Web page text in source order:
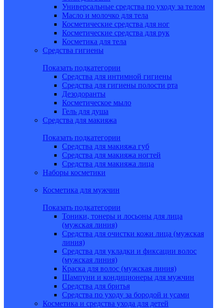
Универсальные средства по уходу за телом
Масло и молочко для тела
Косметические средства для ног
Косметические средства для рук
Косметика для тела
Средства гигиены
Показать подкатегории
Средства для интимной гигиены
Средства для гигиены полости рта
Дезодоранты
Косметическое мыло
Гель для душа
Средства для макияжа
Показать подкатегории
Средства для макияжа губ
Средства для макияжа ногтей
Средства для макияжа лица
Наборы косметики
Косметика для мужчин
Показать подкатегории
Тоники, тонеры и лосьоны для лица
(мужская линия)
Средства для очистки кожи лица (мужская
линия)
Средства для укладки и фиксации волос
(мужская линия)
Краска для волос (мужская линия)
Шампуни и кондиционеры для мужчин
Средства для бритья
Средства по уходу за бородой и усами
Косметика и средства ухода для детей